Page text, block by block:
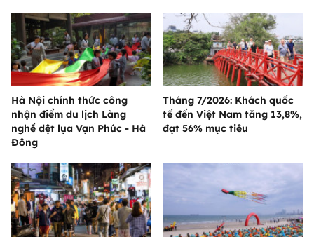
Hà Nội chính thức công
nhận điểm du lịch Làng
nghề dệt lụa Vạn Phúc - Hà
Đông
Tháng 7/2026: Khách quốc
tế đến Việt Nam tăng 13,8%,
đạt 56% mục tiêu